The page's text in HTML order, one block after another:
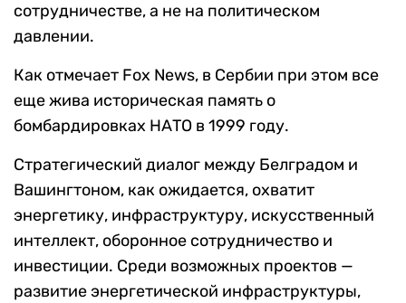
сотрудничестве, а не на политическом
давлении.
Как отмечает Fox News, в Сербии при этом все
еще жива историческая память о
бомбардировках НАТО в 1999 году.
Стратегический диалог между Белградом и
Вашингтоном, как ожидается, охватит
энергетику, инфраструктуру, искусственный
интеллект, оборонное сотрудничество и
инвестиции. Среди возможных проектов —
развитие энергетической инфраструктуры,